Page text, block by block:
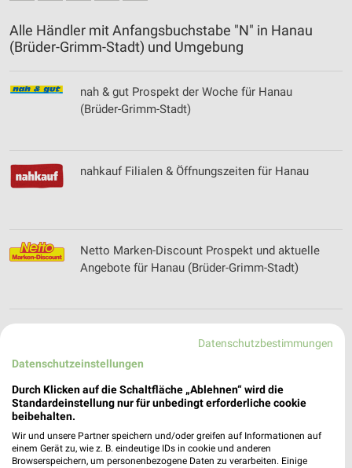
Alle Händler mit Anfangsbuchstabe "N" in Hanau
(Brüder-Grimm-Stadt) und Umgebung
nah & gut Prospekt der Woche für Hanau
(Brüder-Grimm-Stadt)
nahkauf Filialen & Öffnungszeiten für Hanau
Netto Marken-Discount Prospekt und aktuelle
Angebote für Hanau (Brüder-Grimm-Stadt)
NKD Online Prospekt für Hanau (Brüder-Grimm-
Datenschutzbestimmungen
Datenschutzeinstellungen
Durch Klicken auf die Schaltfläche „Ablehnen“ wird die
Standardeinstellung nur für unbedingt erforderliche cookie
beibehalten.
Wir und unsere Partner speichern und/oder greifen auf Informationen auf
einem Gerät zu, wie z. B. eindeutige IDs in cookie und anderen
Browserspeichern, um personenbezogene Daten zu verarbeiten. Einige